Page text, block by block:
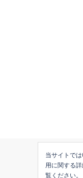
当サイトで
用に関する
覧ください。